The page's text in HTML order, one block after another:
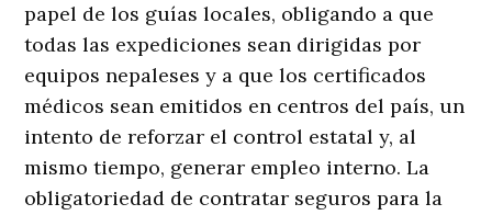
papel de los guías locales, obligando a que
todas las expediciones sean dirigidas por
equipos nepaleses y a que los certificados
médicos sean emitidos en centros del país, un
intento de reforzar el control estatal y, al
mismo tiempo, generar empleo interno. La
obligatoriedad de contratar seguros para la